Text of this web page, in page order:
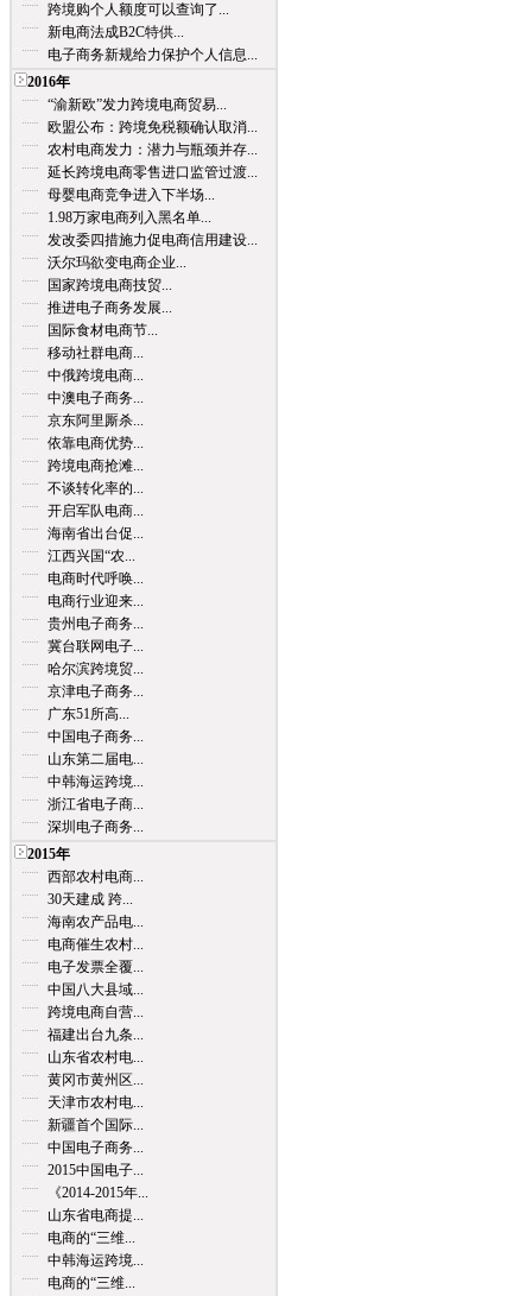
跨境购个人额度可以查询了...
新电商法成B2C特供...
电子商务新规给力保护个人信息...
2016年
“渝新欧”发力跨境电商贸易...
欧盟公布：跨境免税额确认取消...
农村电商发力：潜力与瓶颈并存...
延长跨境电商零售进口监管过渡...
母婴电商竞争进入下半场...
1.98万家电商列入黑名单...
发改委四措施力促电商信用建设...
沃尔玛欲变电商企业...
国家跨境电商技贸...
推进电子商务发展...
国际食材电商节...
移动社群电商...
中俄跨境电商...
中澳电子商务...
京东阿里厮杀...
依靠电商优势...
跨境电商抢滩...
不谈转化率的...
开启军队电商...
海南省出台促...
江西兴国“农...
电商时代呼唤...
电商行业迎来...
贵州电子商务...
冀台联网电子...
哈尔滨跨境贸...
京津电子商务...
广东51所高...
中国电子商务...
山东第二届电...
中韩海运跨境...
浙江省电子商...
深圳电子商务...
2015年
西部农村电商...
30天建成 跨...
海南农产品电...
电商催生农村...
电子发票全覆...
中国八大县域...
跨境电商自营...
福建出台九条...
山东省农村电...
黄冈市黄州区...
天津市农村电...
新疆首个国际...
中国电子商务...
2015中国电子...
《2014-2015年...
山东省电商提...
电商的“三维...
中韩海运跨境...
电商的“三维...